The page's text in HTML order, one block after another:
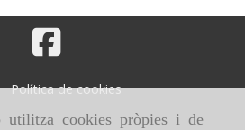
utilitza cookies pròpies i de
Política de cookies